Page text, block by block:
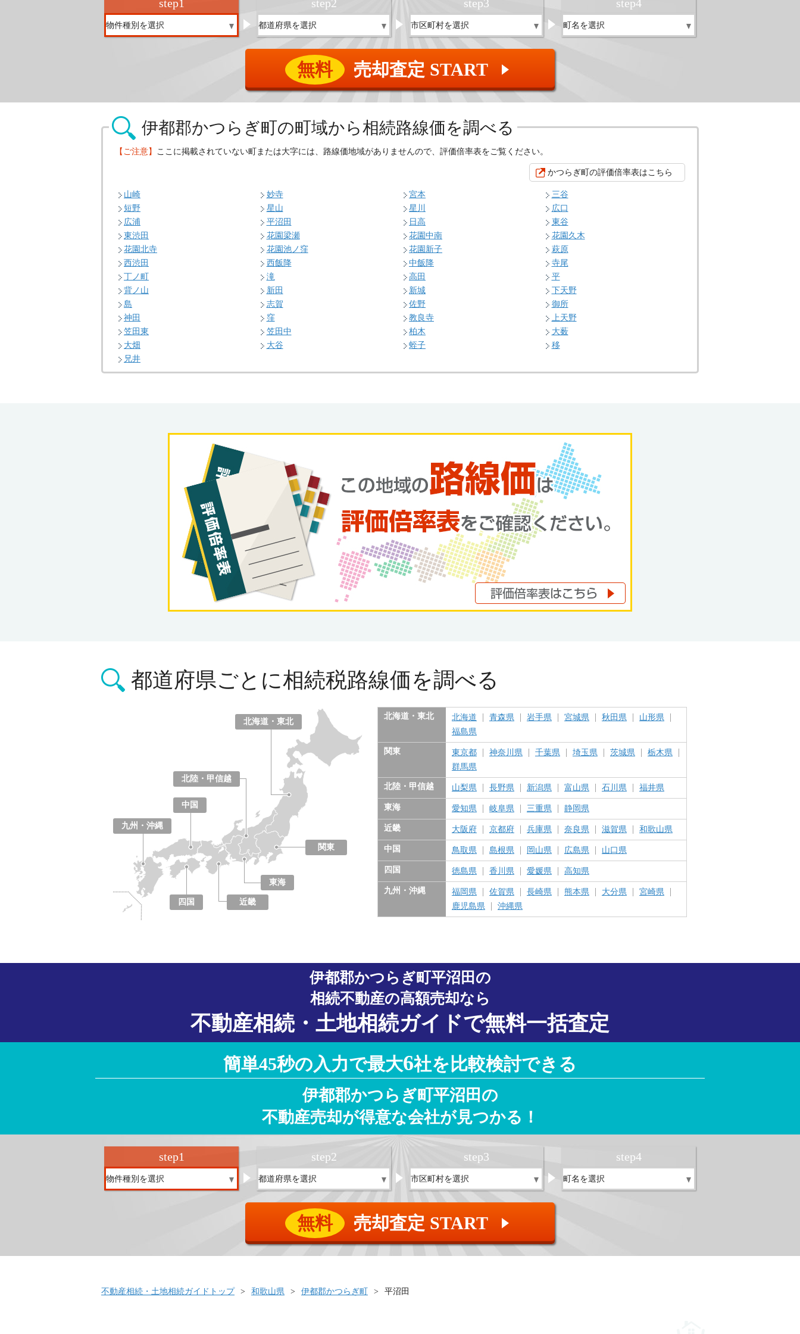
step1 step2 step3 step4
無料 売却査定 START ▲
伊都郡かつらぎ町の町域から相続路線価を調べる
【ご注意】 ここに掲載されていない町または大字には、路線価地域がありませんので、評価倍率表をご覧ください。
かつらぎ町の評価倍率表はこちら
山崎 妙寺 宮本
三谷
短野
星山 星川
広口
広浦
平沼田 日高
東谷
東渋田
花園梁瀬 花園中南
花園久木
花園北寺
花園池ノ窪 花園新子
萩原
西渋田
西飯降 中飯降
寺尾
丁ノ町
滝 高田
平
背ノ山
新田 新城
下天野
島
志賀 佐野
御所
神田
窪 教良寺
上天野
笠田東
笠田中 柏木
大薮
大畑
大谷 蛭子
移
兄井
都道府県ごとに相続税路線価を調べる
北海道・東北
関東
北陸・甲信越
東海
愛知県
岐阜県
三重県
静岡県
近畿
中国
四国
九州・沖縄
北海道・東北 北海道 青森県 岩手県 宮城県 秋田県
山形県
福島県
関東 東京都 神奈川県 千葉県 埼玉県 茨城県
栃木県
群馬県
北陸・甲信越 山梨県 長野県 新潟県 富山県 石川県 福井県
東海 愛知県 岐阜県 三重県 静岡県
近畿 大阪府 京都府 兵庫県 奈良県 滋賀県 和歌山県
中国 鳥取県 島根県 岡山県 広島県 山口県
四国 徳島県 香川県 愛媛県 高知県
九州・沖縄 福岡県 佐賀県 長崎県 熊本県 大分県
宮崎県
鹿児島県
沖縄県
伊都郡かつらぎ町平沼田の
相続不動産の高額売却なら
不動産相続・土地相続ガイドで無料一括査定
簡単45秒の入力で最大6社を比較検討できる
伊都郡かつらぎ町平沼田の
不動産売却が得意な会社が見つかる！
step1 step2 step3 step4
無料 売却査定 START ▲
不動産相続・土地相続ガイドトップ 和歌山県 伊都郡かつらぎ町 平沼田